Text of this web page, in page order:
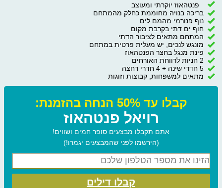
פנטהאוז יוקרתי ומעוצב
בריכה בנויה מחוממת כחלק מהמתחם
נוף פנורמי מהמם לים
חוף ים דתי בקרבת מקום
המתחם מתאים לציבור הדתי
מונגש לנכים, יש מעלית פרטית במתחם
פינת מנגל בחצר הפנטהאוז
2 חניות לרווחת האורחים
5 חדרי שינה + 4 חדרי רחצה
מתאים למשפחות, קבוצות וזוגות
קבלו עד 50% הנחה בהזמנת:
רויאל פנטהאוז
אתם תקבלו מבצעים סופר חמים ושווים!
(הירשמו לפני שהמבצעים יגמרו!)
קבלו דילים